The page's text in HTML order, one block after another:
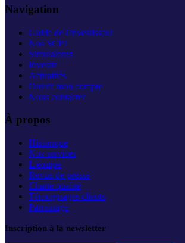
Navigation
Guide de l'investisseur
Nos SCPI
Simulateurs
Investir
Actualités
Ouvrir mon compte
Nous contacter
À propos
Historique
Nos services
L'équipe
Revue de presse
Charte qualité
Témoignages clients
Parrainage
Inscription à la newsletter